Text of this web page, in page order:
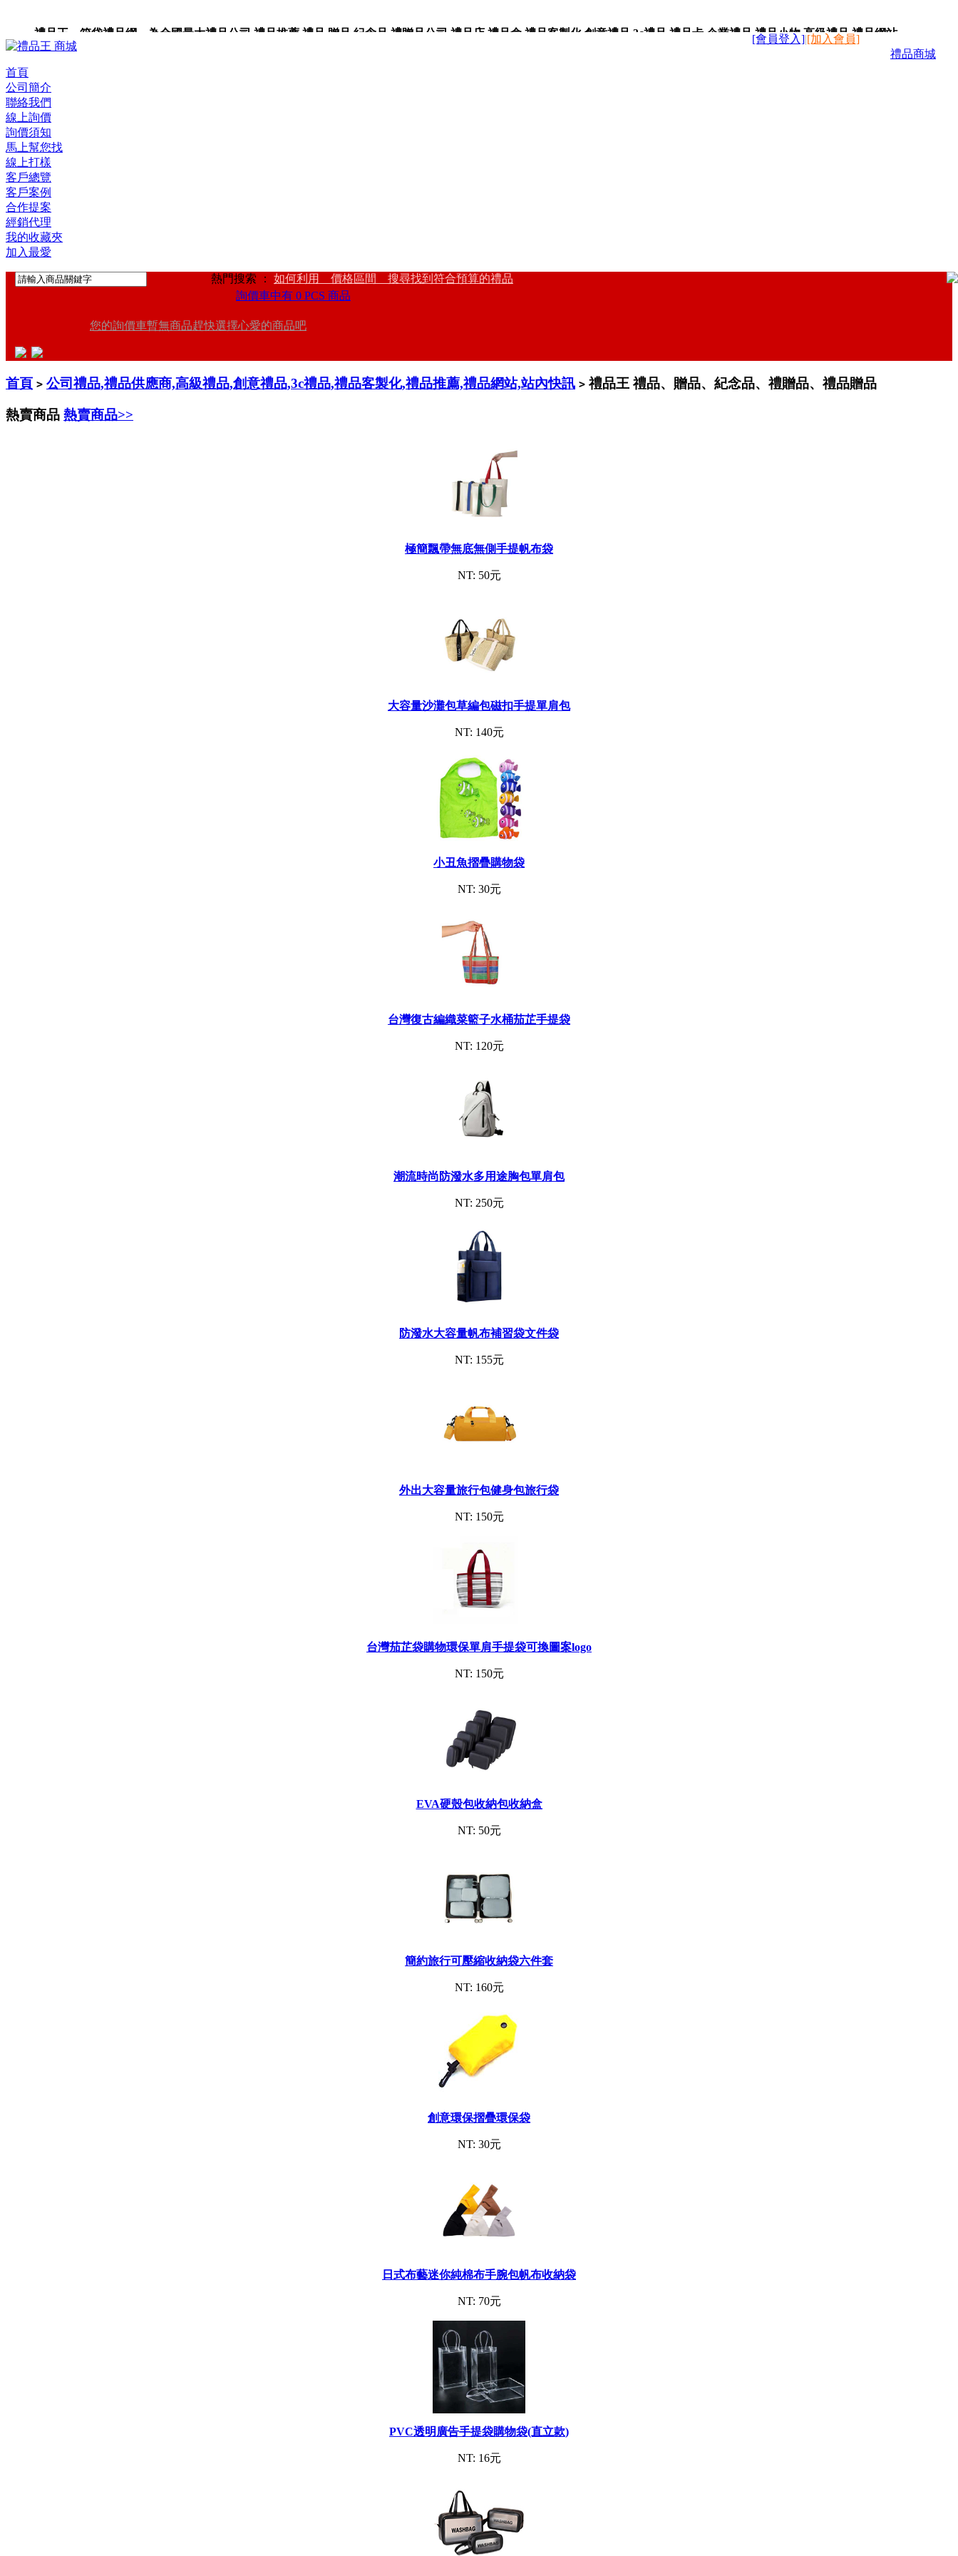
禮品王 箱袋禮品網 為全國最大禮品公司,禮品推薦,禮品,贈品,紀念品,禮贈品公司,禮品店,禮品盒,禮品客製化,創意禮品,3c禮品,禮品卡,企業禮品,禮品小物,高級禮品,禮品網站。
禮品商城
[會員登入]|[加入會員]
首頁
公司簡介
聯絡我們
線上詢價
詢價須知
馬上幫您找
線上打樣
客戶總覽
客戶案例
合作提案
經銷代理
我的收藏夾
加入最愛
熱門搜索 ： 如何利用 價格區間 搜尋找到符合預算的禮品
詢價車中有 0 PCS 商品
您的詢價車暫無商品趕快選擇心愛的商品吧
首頁 > 公司禮品,禮品供應商,高級禮品,創意禮品,3c禮品,禮品客製化,禮品推薦,禮品網站,站內快訊 > 禮品王 禮品、贈品、紀念品、禮贈品、禮品贈品
熱賣商品 熱賣商品>>
極簡飄帶無底無側手提帆布袋
NT: 50元
大容量沙灘包草編包磁扣手提單肩包
NT: 140元
小丑魚摺疊購物袋
NT: 30元
台灣復古編織菜籃子水桶茄芷手提袋
NT: 120元
潮流時尚防潑水多用途胸包單肩包
NT: 250元
防潑水大容量帆布補習袋文件袋
NT: 155元
外出大容量旅行包健身包旅行袋
NT: 150元
台灣茄芷袋購物環保單肩手提袋可換圖案logo
NT: 150元
EVA硬殼包收納包收納盒
NT: 50元
簡約旅行可壓縮收納袋六件套
NT: 160元
創意環保摺疊環保袋
NT: 30元
日式布藝迷你純棉布手腕包帆布收納袋
NT: 70元
PVC透明廣告手提袋購物袋(直立款)
NT: 16元